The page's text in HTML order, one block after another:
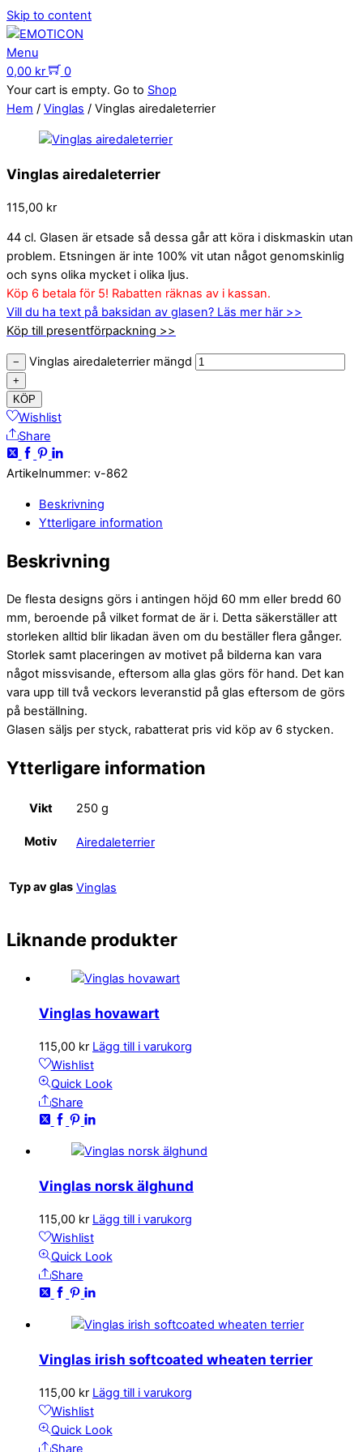
Skip to content
Menu
0,00 kr
0
Your cart is empty. Go to Shop
Hem / Vinglas / Vinglas airedaleterrier
Vinglas airedaleterrier
115,00 kr
44 cl. Glasen är etsade så dessa går att köra i diskmaskin utan
problem. Etsningen är inte 100% vit utan något genomskinlig
och syns olika mycket i olika ljus.
Köp 6 betala för 5! Rabatten räknas av i kassan.
Vill du ha text på baksidan av glasen? Läs mer här >>
Köp till presentförpackning >>
− Vinglas airedaleterrier mängd
+
KÖP
Wishlist
Share
Artikelnummer: v-862
Beskrivning
Ytterligare information
Beskrivning
De flesta designs görs i antingen höjd 60 mm eller bredd 60
mm, beroende på vilket format de är i. Detta säkerställer att
storleken alltid blir likadan även om du beställer flera gånger.
Storlek samt placeringen av motivet på bilderna kan vara
något missvisande, eftersom alla glas görs för hand. Det kan
vara upp till två veckors leveranstid på glas eftersom de görs
på beställning.
Glasen säljs per styck, rabatterat pris vid köp av 6 stycken.
Ytterligare information
Vikt 250 g
Motiv Airedaleterrier
Typ av glas Vinglas
Liknande produkter
Vinglas hovawart
115,00 kr Lägg till i varukorg
Wishlist
Quick Look
Share
Vinglas norsk älghund
115,00 kr Lägg till i varukorg
Wishlist
Quick Look
Share
Vinglas irish softcoated wheaten terrier
115,00 kr Lägg till i varukorg
Wishlist
Quick Look
Share